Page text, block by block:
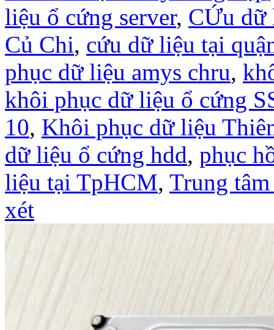
liệu ổ cứng server, CỨu dữ
Củ Chi, cứu dữ liệu tại
phục dữ liệu amys chru,
khôi phục dữ liệu ổ cứng
10, Khôi phục dữ liệu
dữ liệu ổ cứng hdd, phục
liệu tại TpHCM, Trung
xét